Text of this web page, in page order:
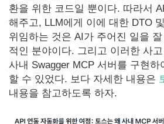
환을 위한 코드일 뿐이다. 따라서
해주고, LLM에게 이에 대한 DTO
위임하는 것은 AI가 주어진 일을
적인 분야이다. 그리고 이러한 사
사내 Swagger MCP 서버를 구현
할 수 있었다. 보다 자세한 내용은
내용을 참고하도록 하자.